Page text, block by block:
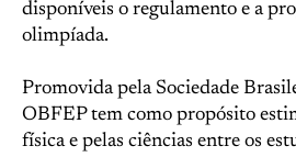
disponíveis o regulamento e a
olimpíada.
Promovida pela Sociedade
OBFEP tem como propósito
física e pelas ciências entre os